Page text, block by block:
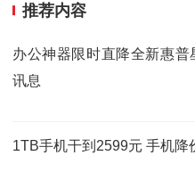
推荐内容
办公神器限时直降全新惠
讯息
1TB手机干到2599元 手机